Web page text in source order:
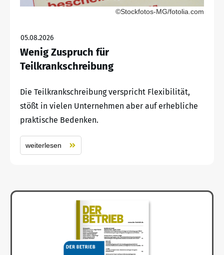
©Stockfotos-MG/fotolia.com
05.08.2026
Wenig Zuspruch für
Teilkrankschreibung
Die Teilkrankschreibung verspricht Flexibilität,
stößt in vielen Unternehmen aber auf erhebliche
praktische Bedenken.
weiterlesen